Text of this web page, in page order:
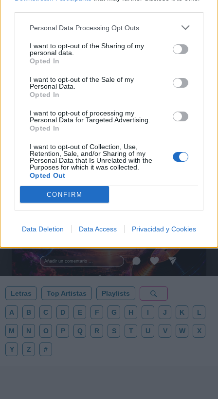
Personal Data Processing Opt Outs
I want to opt-out of the Sharing of my
personal data.
Opted In
I want to opt-out of the Sale of my
Personal Data.
Opted In
I want to opt-out of processing my
Personal Data for Targeted Advertising.
Opted In
I want to opt-out of Collection, Use,
Retention, Sale, and/or Sharing of my
Personal Data that Is Unrelated with the
Purposes for which it was collected.
Opted Out
CONFIRM
Data Deletion Data Access Privacidad y Cookies
Añadir un comentario ...
🌌🚀 Viaje intergaláctico: la mejor selección de
psicodelia, space rock y atmósferas cósmicas para
al firmamento y siente la gravedad cero. 💾 ¡Guarda
esta colección para tu próxima noche estrellada!
✨⭐
Letras Top Artistas Playlists
A B C D E F G H I J K L
M N O P Q R S T U V W X
Y Z #